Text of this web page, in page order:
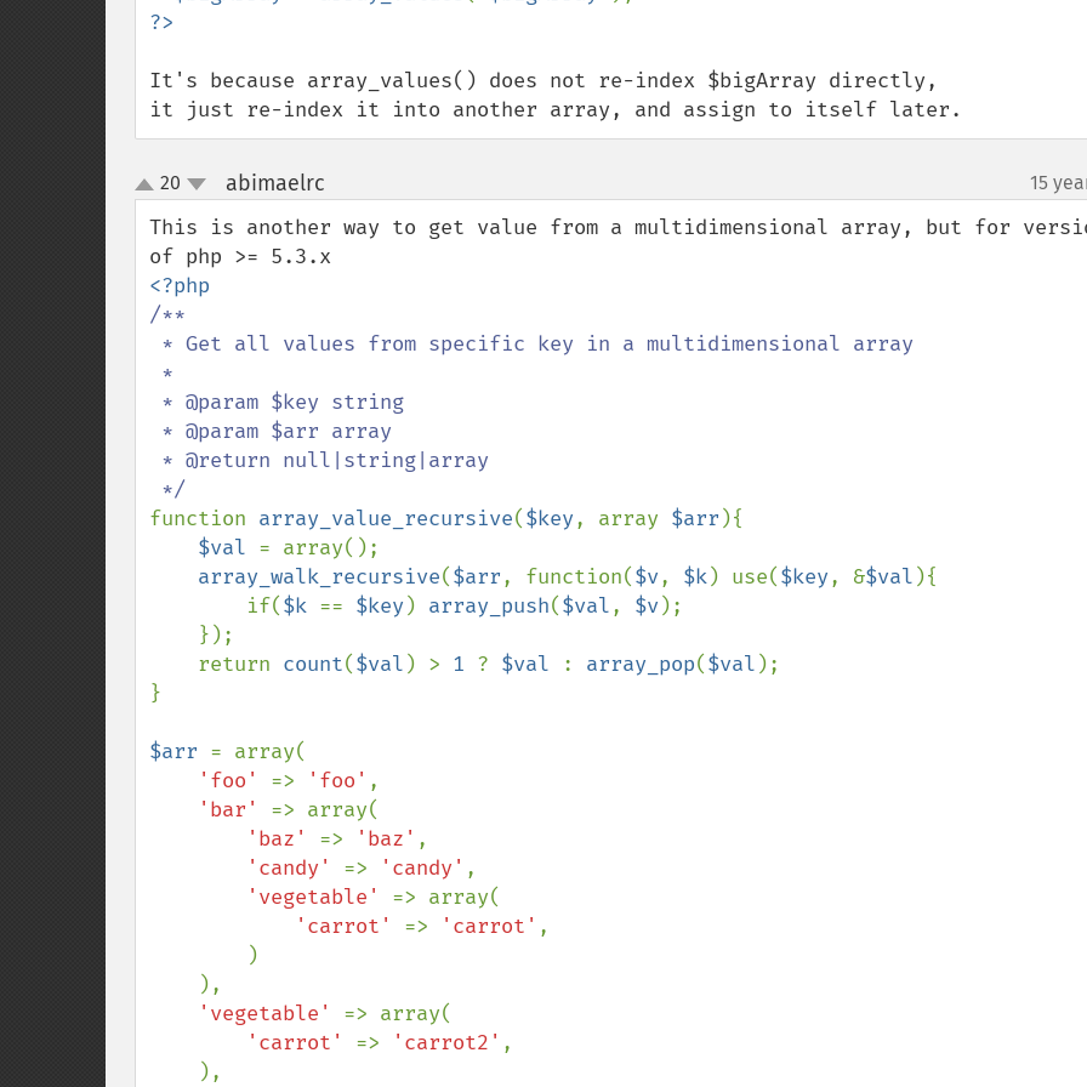
It's because array_values() does not re-index $bigArray directly,
it just re-index it into another array, and assign to itself later.
up
down
20 abimaelrc 15
This is another way to get value from a multidimensional array, but for
/**
function array_value_recursive($key, array $arr ){
$val = array();
array_walk_recursive($arr, function($v, $k) use($key, &$val ){
        if(
$k == $key ) array_push($val, $v);
    return
count($val ) > 1 ? $val : array_pop($val );
}
$arr = array(
'foo' => 'foo' ,
'bar' => array(
'baz' => 'baz' ,
'candy' => 'candy' ,
'vegetable' => array(
'carrot' => 'carrot' ,
'vegetable' => array(
'carrot' => 'carrot2' ,